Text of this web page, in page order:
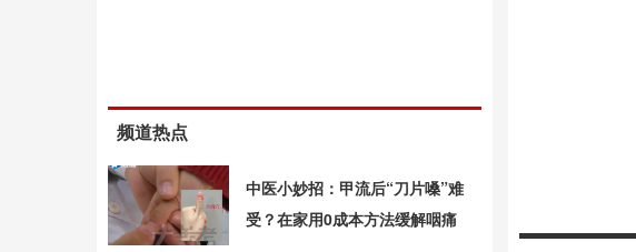
频道热点
中医小妙招：甲流后“刀片嗓”难
受？在家用0成本方法缓解咽痛